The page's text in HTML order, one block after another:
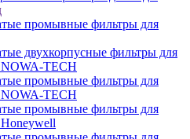
промывные фильтры для
двухкорпусные фильтры для
TECH
промывные фильтры для
TECH
промывные фильтры для